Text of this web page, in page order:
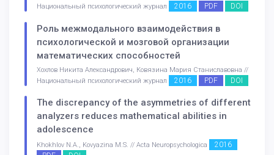
Национальный психологический журнал
2016 PDF DOI
Роль межмодального взаимодействия в
психологической и мозговой организации
математических способностей
Хохлов Никита Александрович, Ковязина Мария Станиславовна //
Национальный психологический журнал
2016 PDF DOI
The discrepancy of the asymmetries of different
analyzers reduces mathematical abilities in
adolescence
Khokhlov N.A., Kovyazina M.S. // Acta Neuropsychologica
2016